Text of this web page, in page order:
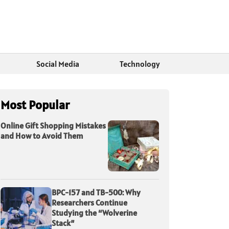
Social Media Technology
Most Popular
Online Gift Shopping Mistakes
and How to Avoid Them
BPC-157 and TB-500: Why
Researchers Continue
Studying the “Wolverine
Stack”